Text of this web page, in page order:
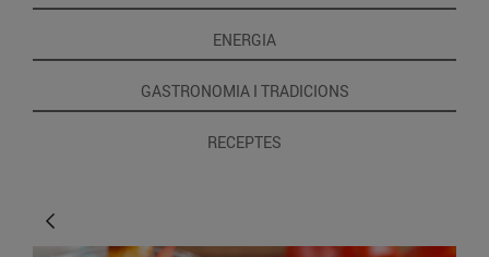
ENERGIA
GASTRONOMIA I TRADICIONS
RECEPTES